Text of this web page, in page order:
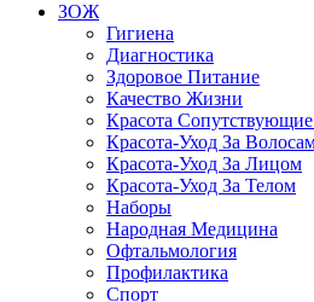
ЗОЖ
Гигиена
Диагностика
Здоровое Питание
Качество Жизни
Красота
Красота-Уход За
Красота-Уход За Лицом
Красота-Уход За Телом
Наборы
Народная Медицина
Офтальмология
Профилактика
Спорт